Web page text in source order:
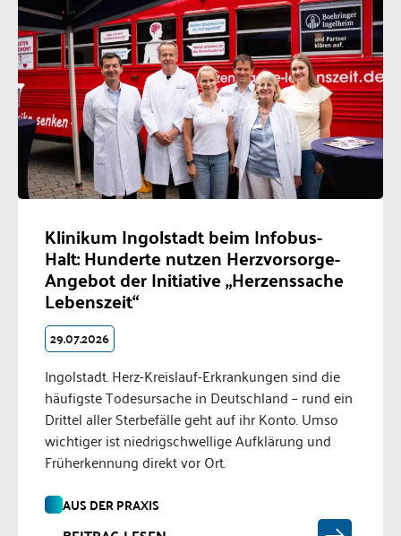
Klinikum Ingolstadt beim Infobus-
Halt: Hunderte nutzen Herzvorsorge-
Angebot der Initiative „Herzenssache
Lebenszeit“
29.07.2026
Ingolstadt. Herz-Kreislauf-Erkrankungen sind die
häufigste Todesursache in Deutschland – rund ein
Drittel aller Sterbefälle geht auf ihr Konto. Umso
wichtiger ist niedrigschwellige Aufklärung und
Früherkennung direkt vor Ort.
AUS DER PRAXIS